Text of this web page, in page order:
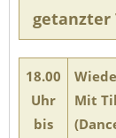
getanzter
18.00
Uhr
bis
Mit